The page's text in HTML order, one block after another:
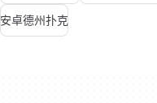
安卓德州扑克